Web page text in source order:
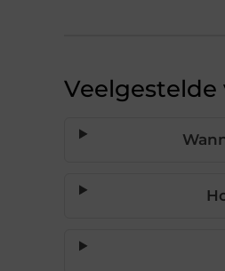
Veelgestelde